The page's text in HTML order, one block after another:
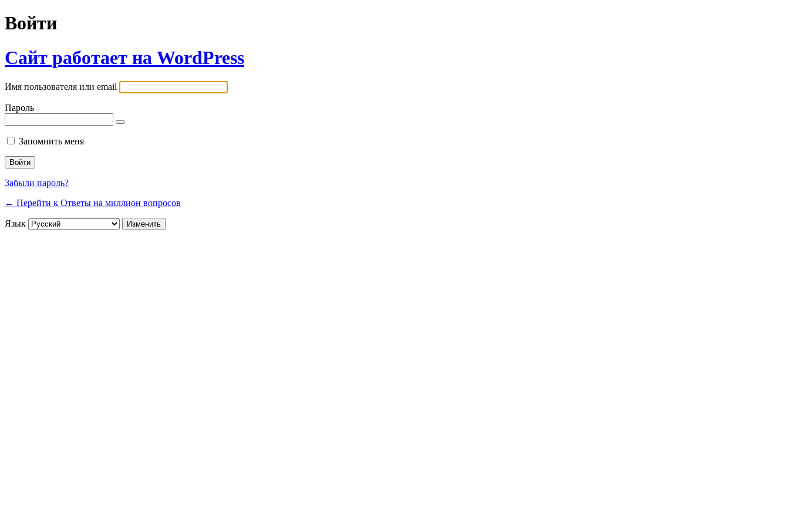
Войти
Сайт работает на WordPress
Имя пользователя или email
Пароль
Запомнить меня
Забыли пароль?
← Перейти к Ответы на миллион вопросов
Язык